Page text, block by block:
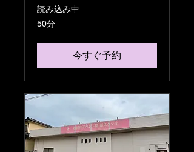
読み込み中...
50分
今すぐ予約